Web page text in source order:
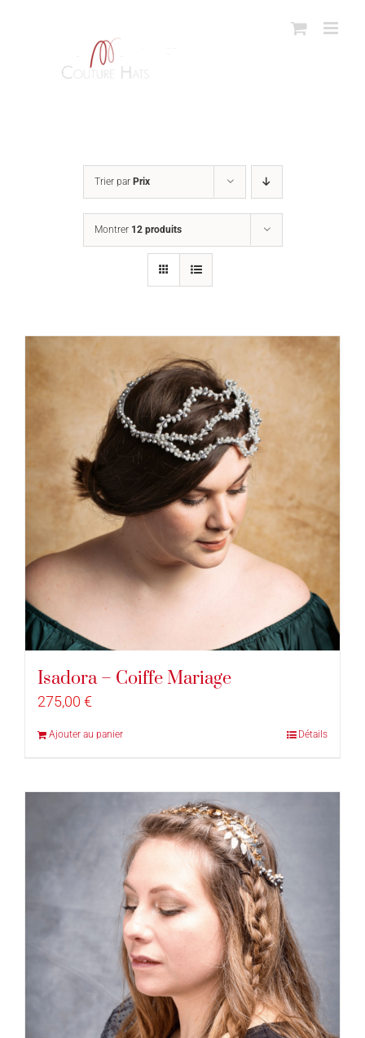
Trier par Prix
Montrer 12 produits
Isadora – Coiffe Mariage
275,00 €
Ajouter au panier Détails